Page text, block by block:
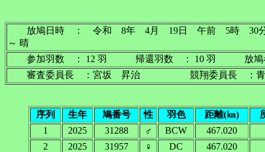
放鳩日時 ： 令和 8年 4月 19日 午前 5
～ 晴
参加羽数 ： 12 羽 帰還羽数 ： 10 羽 放鳩
審査委員長 ：宮坂 昇治 競翔委員長
序列 生年 鳩番号 性 羽色 距離(㎞)
1
2025 31288 ♂ BCW 467.020
2
2025 31957 ♀ DC 467.020